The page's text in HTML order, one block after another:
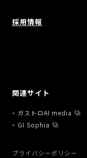
採用情報
関連サイト
ガストロAI media
GI Sophia
プライバシーポリシー